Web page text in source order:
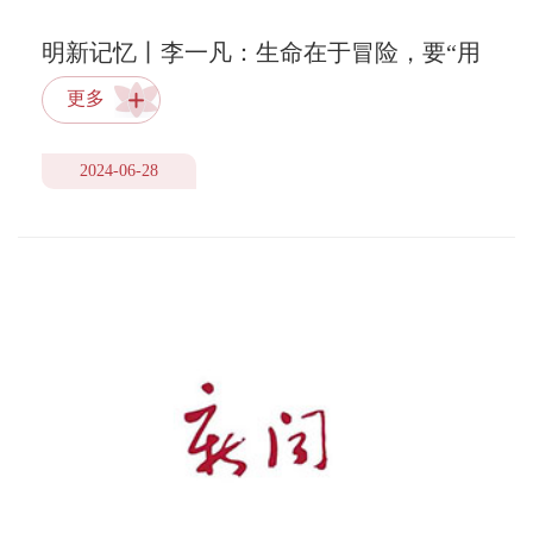
明新记忆丨李一凡：生命在于冒险，要“用
力”才足够精彩
更多
2024-06-28